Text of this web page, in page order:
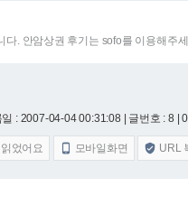
. 안암상권 후기는 sofo를 이용해주
일 : 2007-04-04 00:31:08 | 글번호 : 8 | 0
었어요  모바일화면  URL